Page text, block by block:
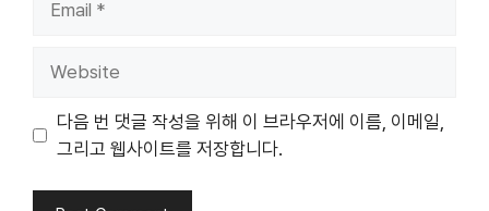
다음 번 댓글 작성을 위해 이 브라우저에 이름, 이메일,
그리고 웹사이트를 저장합니다.